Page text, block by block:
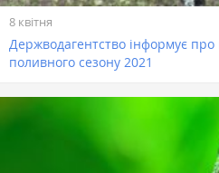
8 квітня
Держводагентство інформує
поливного сезону 2021